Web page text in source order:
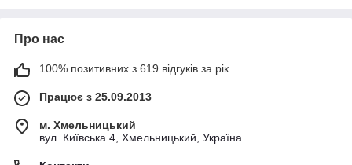
випуску— ідеальних аксесуарів, розроблених для
професійного стилю вашого потужного ноутбука на базі Intel.
Ми розуміємо, що ваш MacBook Pro 16" 2019 — це надійний
інструмент, тому пропонуємо рішення, які поєднують у собі
найвищу надійність, продуману функціональність та
бездоганний дизайн, адаптовані саме до його розмірів та
Про нас
100% позитивних з 619 відгуків за рік
Працює з 25.09.2013
м. Хмельницький
вул. Київська 4, Хмельницький, Україна